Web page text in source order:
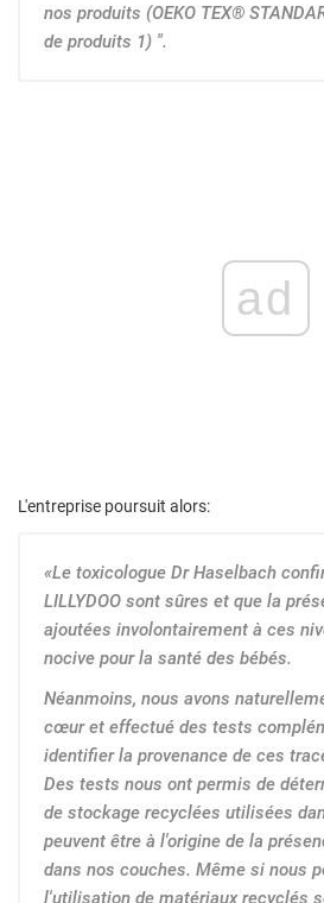
nos produits (OEKO TEX®
de produits 1) ".
ad
L'entreprise poursuit alors:
«Le toxicologue Dr Haselbach
LILLYDOO sont sûres et que la
ajoutées involontairement à ces
nocive pour la santé des bébés.
Néanmoins, nous avons
cœur et effectué des tests
identifier la provenance de ces
Des tests nous ont permis de
de stockage recyclées utilisées
peuvent être à l'origine de la
dans nos couches. Même si nous
l'utilisation de matériaux recyclés